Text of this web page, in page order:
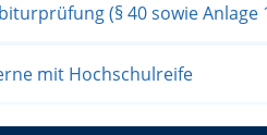
(§ 40 sowie Anlage
mit Hochschulreife